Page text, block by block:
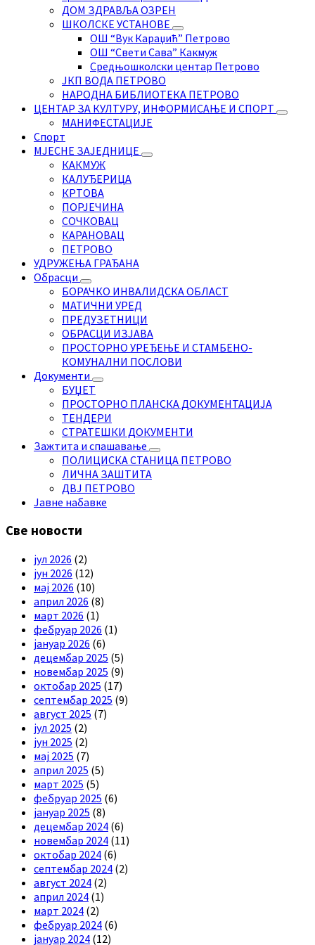
ДОМ ЗДРАВЉА ОЗРЕН
ШКОЛСКЕ УСТАНОВЕ
ОШ “Вук Караџић” Петрово
ОШ “Свети Сава” Какмуж
Средњошколски центар Петрово
ЈКП ВОДА ПЕТРОВО
НАРОДНА БИБЛИОТЕКА ПЕТРОВО
ЦЕНТАР ЗА КУЛТУРУ, ИНФОРМИСАЊЕ И СПОРТ
МАНИФЕСТАЦИЈЕ
Спорт
МЈЕСНЕ ЗАЈЕДНИЦЕ
КАКМУЖ
КАЛУЂЕРИЦА
КРТОВА
ПОРЈЕЧИНА
СОЧКОВАЦ
КАРАНОВАЦ
ПЕТРОВО
УДРУЖЕЊА ГРАЂАНА
Обрасци
БОРАЧКО ИНВАЛИДСКА ОБЛАСТ
МАТИЧНИ УРЕД
ПРЕДУЗЕТНИЦИ
ОБРАСЦИ ИЗЈАВА
ПРОСТОРНО УРЕЂЕЊЕ И СТАМБЕНО-
КОМУНАЛНИ ПОСЛОВИ
Документи
БУЏЕТ
ПРОСТОРНО ПЛАНСКА ДОКУМЕНТАЦИЈА
ТЕНДЕРИ
СТРАТЕШКИ ДОКУМЕНТИ
Зажтита и спашавање
ПОЛИЦИСКА СТАНИЦА ПЕТРОВО
ЛИЧНА ЗАШТИТА
ДВЈ ПЕТРОВО
Јавне набавке
Све новости
јул 2026 (2)
јун 2026 (12)
мај 2026 (10)
април 2026 (8)
март 2026 (1)
фебруар 2026 (1)
јануар 2026 (6)
децембар 2025 (5)
новембар 2025 (9)
октобар 2025 (17)
септембар 2025 (9)
август 2025 (7)
јул 2025 (2)
јун 2025 (2)
мај 2025 (7)
април 2025 (5)
март 2025 (5)
фебруар 2025 (6)
јануар 2025 (8)
децембар 2024 (6)
новембар 2024 (11)
октобар 2024 (6)
септембар 2024 (2)
август 2024 (2)
април 2024 (1)
март 2024 (2)
фебруар 2024 (6)
јануар 2024 (12)